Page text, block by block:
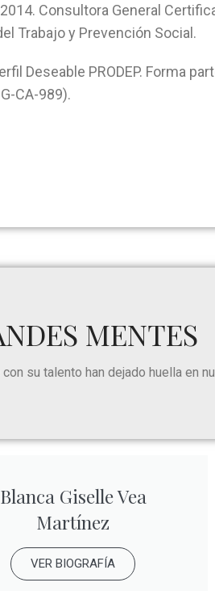
Consultora General
Trabajo y Prevención Social.
Deseable PRODEP. Forma
CA-989).
MENTES
su talento han dejado huella en
Blanca Giselle Vea
Martínez
VER BIOGRAFÍA